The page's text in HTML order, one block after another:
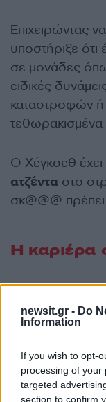
newsit.gr - Do
Information
If you wish to opt-
processing of your
targeted
section to confirm
Επιχειρώντας
υποστήριξε ότι
σε μονάδες
ειδικές
καταστροφών ή
τεθωρακισμένα
Ο Χέγκσεθ έχει
ατζέντα στο
σκ@@@
Η καριέρα
Ο εκλεγμένος
πόσο λατρεύει
επιλογή ενός
πιθανό να